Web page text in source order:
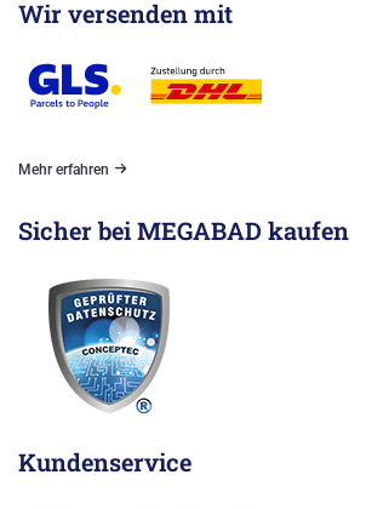
Wir versenden mit
Mehr erfahren
Sicher bei MEGABAD kaufen
Kundenservice